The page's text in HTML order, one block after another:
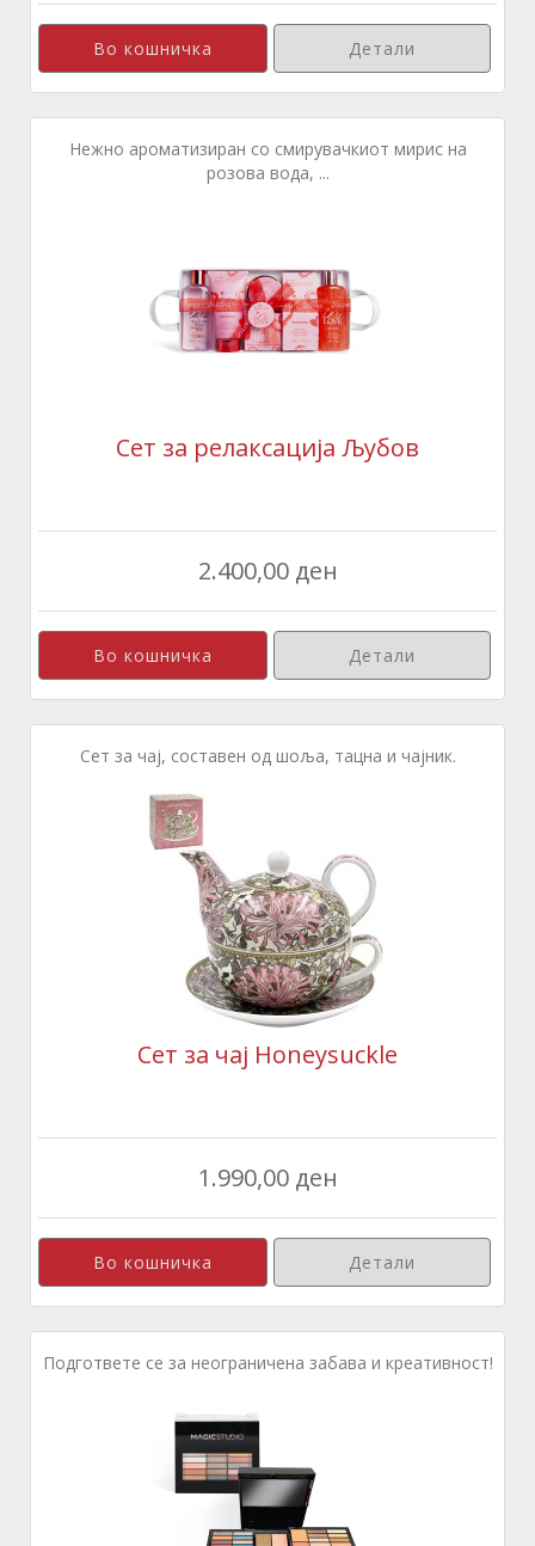
Детали
Нежно ароматизиран со смирувачкиот мирис на
розова вода, ...
Сет за релаксација Љубов
2.400,00 ден
Детали
Сет за чај, составен од шоља, тацна и чајник.
Сет за чај Honeysuckle
1.990,00 ден
Детали
Подгответе се за неограничена забава и креативност!